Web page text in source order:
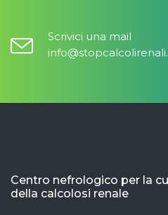
Scrivici una mail
Centro nefrologico per la
della calcolosi renale